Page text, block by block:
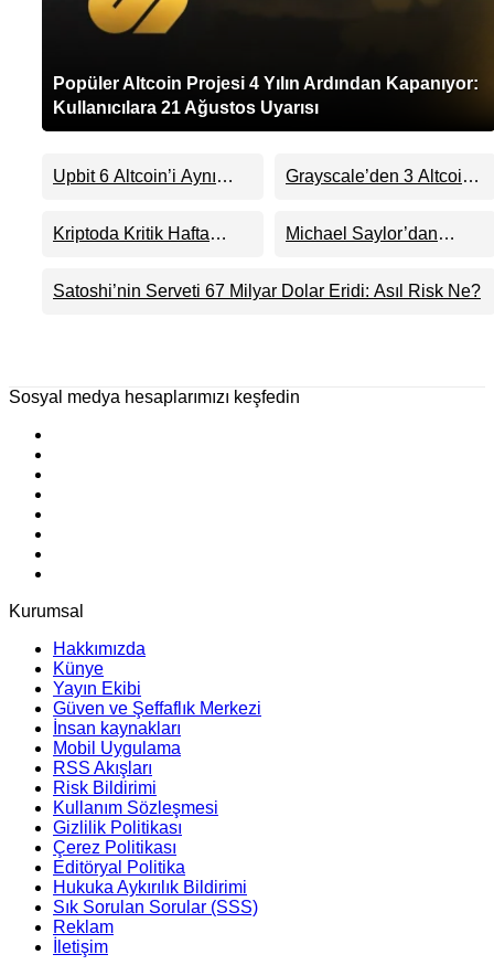
Popüler Altcoin Projesi 4 Yılın Ardından Kapanıyor:
Kullanıcılara 21 Ağustos Uyarısı
Upbit 6 Altcoin’i Aynı
Grayscale’den 3 Altcoin
ADA, HBAR ve DOT İçin
Ne Anlama Geliyor?
Kriptoda Kritik Hafta
Yaşanacaklar
Michael Saylor’dan
Yeniden Alıma mı
Satoshi’nin Serveti 67 Milyar Dolar Eridi: Asıl Risk Ne?
Sosyal medya hesaplarımızı keşfedin
Kurumsal
Hakkımızda
Künye
Yayın Ekibi
Güven ve Şeffaflık Merkezi
İnsan kaynakları
Mobil Uygulama
RSS Akışları
Risk Bildirimi
Kullanım Sözleşmesi
Gizlilik Politikası
Çerez Politikası
Editöryal Politika
Hukuka Aykırılık Bildirimi
Sık Sorulan Sorular (SSS)
Reklam
İletişim